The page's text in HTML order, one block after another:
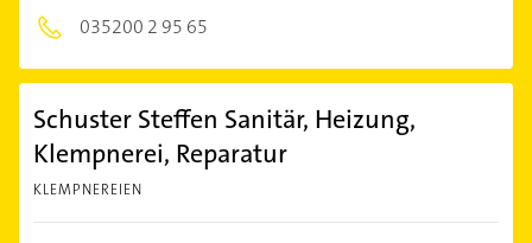
035200 2 95 65
Schuster Steffen Sanitär, Heizung,
Klempnerei, Reparatur
KLEMPNEREIEN